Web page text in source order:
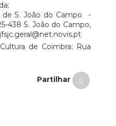
S. João do Campo -
438 S. João do Campo,
de Coimbra; Rua
Partilhar